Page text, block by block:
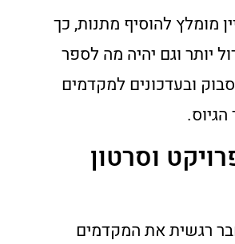
מומלץ להוסיף מתנות, כך
יותר וגם יהיה מה לספר
ובעדכונים למקדמים
וסרטון
רגשית את המקדמים